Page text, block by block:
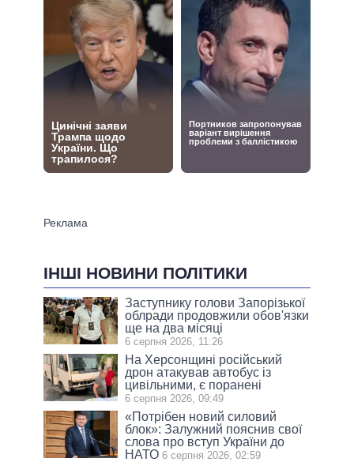
ІНШІ НОВИНИ ПОЛІТИКИ
Заступнику голови Запорізької
облради продовжили обов'язки
ще на два місяці
6 серпня 2026, 11:26
На Херсонщині російський
дрон атакував автобус із
цивільними, є поранені
6 серпня 2026, 09:49
«Потрібен новий силовий
блок»: Залужний пояснив свої
слова про вступ України до
НАТО 6 серпня 2026, 02:59